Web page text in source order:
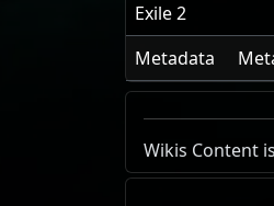
Exile 2
Metadata
Wikis Content